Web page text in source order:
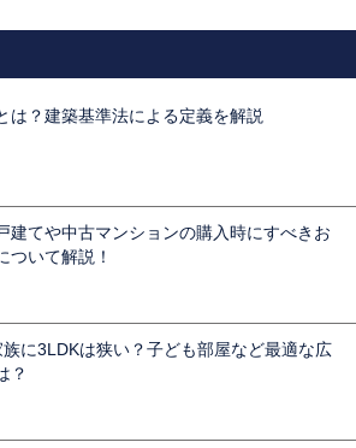
は？建築基準法による定義を解説
建てや中古マンションの購入時にすべきお
ついて解説！
に3LDKは狭い？子ども部屋など最適な広
？